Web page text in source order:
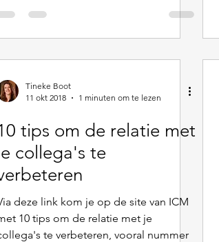
Tineke Boot
11 okt 2018
1 minuten om te lezen
tips om de relatie met
collega's te
deze link kom je op de site van ICM
10 tips om de relatie met je
te verbeteren, vooral nummer